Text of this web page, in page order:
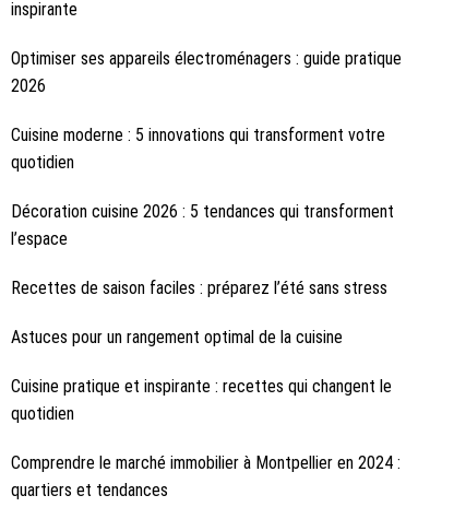
inspirante
Optimiser ses appareils électroménagers : guide pratique
2026
Cuisine moderne : 5 innovations qui transforment votre
quotidien
Décoration cuisine 2026 : 5 tendances qui transforment
l’espace
Recettes de saison faciles : préparez l’été sans stress
Astuces pour un rangement optimal de la cuisine
Cuisine pratique et inspirante : recettes qui changent le
quotidien
Comprendre le marché immobilier à Montpellier en 2024 :
quartiers et tendances